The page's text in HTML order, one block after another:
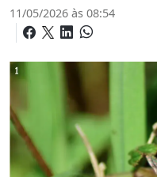
11/05/2026 às 08:54